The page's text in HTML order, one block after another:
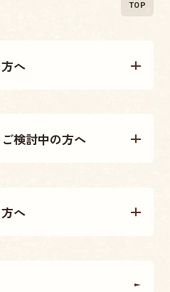
へ
検討中の方へ
へ
TOP